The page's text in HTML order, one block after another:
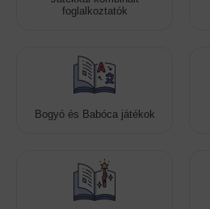
foglalkoztatók
Bogyó és Babóca játékok